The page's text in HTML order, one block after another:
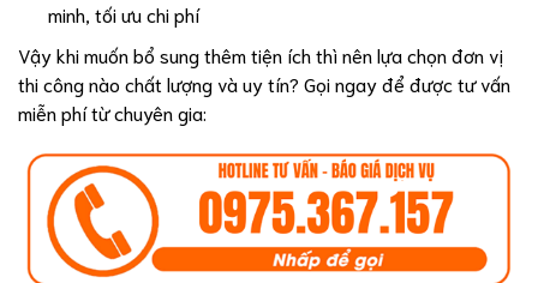
minh, tối ưu chi phí
Vậy khi muốn bổ sung thêm tiện ích thì nên lựa chọn đơn vị
thi công nào chất lượng và uy tín? Gọi ngay để được tư vấn
miễn phí từ chuyên gia: